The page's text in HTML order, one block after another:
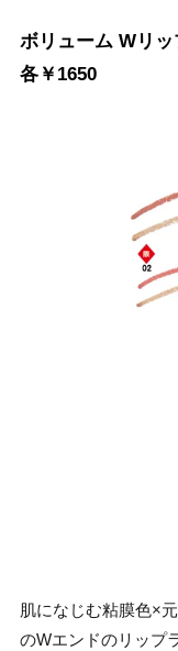
ボリューム Wリ
各￥1650
肌になじむ粘膜色×
のWエンドのリップ